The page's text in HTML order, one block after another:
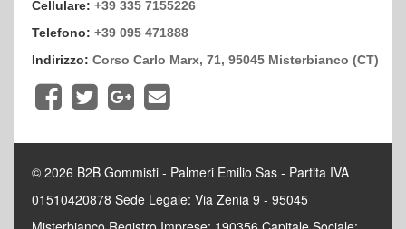
Cellulare: +39 335 7155226
Telefono: +39 095 471888
Indirizzo: Corso Carlo Marx, 71, 95045 Misterbianco (CT)
© 2026 B2B Gommisti - Palmeri Emilio Sas - Partita IVA
01510420878 Sede Legale: Via Zenia 9 - 95045